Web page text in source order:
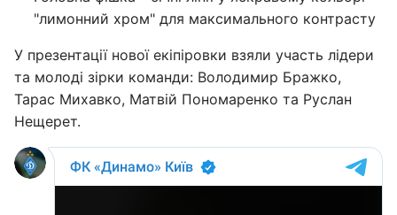
"лимонний хром" для максимального контрасту
У презентації нової екіпіровки взяли участь лідери
та молоді зірки команди: Володимир Бражко,
Тарас Михавко, Матвій Пономаренко та Руслан
Нещерет.